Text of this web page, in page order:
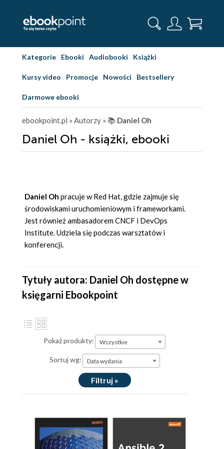
Kategorie Ebooki Audiobooki Książki
Kursy video Promocje Nowości Bestsellery
Darmowe ebooki
ebookpoint.pl » Autorzy » 📚 Daniel Oh
Daniel Oh - książki, ebooki
Daniel Oh pracuje w Red Hat, gdzie zajmuje się
środowiskami uruchomieniowym i frameworkami.
Jest również ambasadorem CNCF i DevOps
Institute. Udziela się podczas warsztatów i
konferencji.
Tytuły autora: Daniel Oh dostępne w
księgarni Ebookpoint
Pokaż produkty: Wszystkie
Sortuj wg: Data wydania
Filtruj »